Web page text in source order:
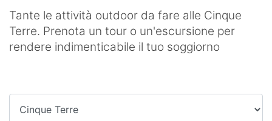
SENTIERO
N°
1
Portovenere-
Campiglia
Sarzana
CINQUE
TERRE
DELLE
CINQUE
Tante le attività outdoor da fare alle Cinque
Terre. Prenota un tour o un'escursione per
rendere indimenticabile il tuo soggiorno